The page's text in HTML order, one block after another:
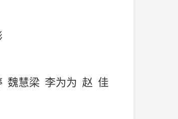
魏慧梁 李为为 赵 佳